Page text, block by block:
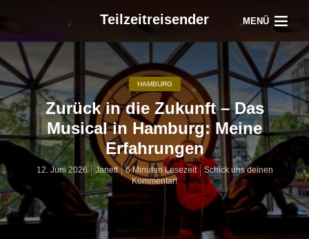
Teilzeitreisender MENÜ
HAMBURG
Zurück in die Zukunft – Das
Musical in Hamburg: Meine
Erfahrungen
12. Juni 2026 Janett 6 Minuten Lesezeit
Schick uns deinen
Kommentar!